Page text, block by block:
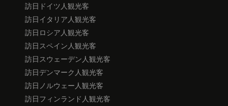
訪日ドイツ人観光客
訪日イタリア人観光客
訪日ロシア人観光客
訪日スペイン人観光客
訪日スウェーデン人観光客
訪日デンマーク人観光客
訪日ノルウェー人観光客
訪日フィンランド人観光客